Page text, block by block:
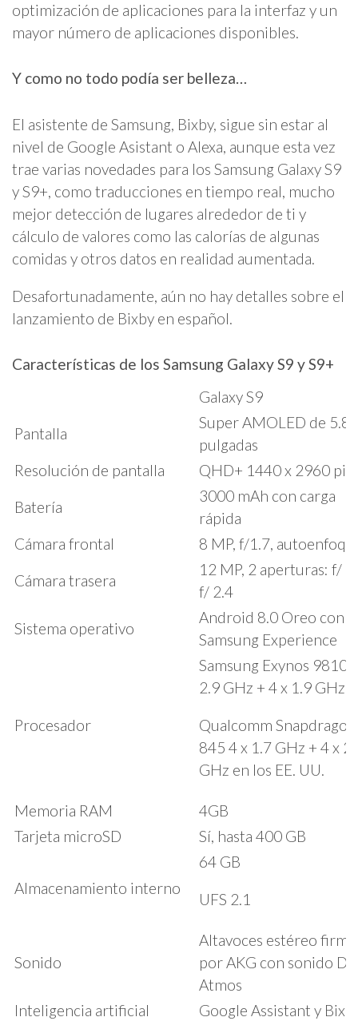
optimización de aplicaciones para la interfaz y un
mayor número de aplicaciones disponibles.
Y como no todo podía ser belleza…
El asistente de Samsung, Bixby, sigue sin estar al
nivel de Google Asistant o Alexa, aunque esta vez
trae varias novedades para los Samsung Galaxy S9
y S9+, como traducciones en tiempo real, mucho
mejor detección de lugares alrededor de ti y
cálculo de valores como las calorías de algunas
comidas y otros datos en realidad aumentada.
Desafortunadamente, aún no hay detalles sobre el
lanzamiento de Bixby en español.
Características de los Samsung Galaxy S9 y S9+
Galaxy S9
Pantalla
Super AMOLED de 5.86
pulgadas
Resolución de pantalla
QHD+ 1440 x 2960
Batería
3000 mAh con carga
rápida
Cámara frontal
8 MP, f/1.7,
Cámara trasera
12 MP, 2 aperturas: f/
f/ 2.4
Sistema operativo
Android 8.0 Oreo con
Samsung Experience
Procesador
Samsung Exynos 9810,
2.9 GHz + 4 x 1.9 GHz
Qualcomm Snapdragon
845 4 x 1.7 GHz + 4 x
GHz en los EE. UU.
Memoria RAM
4GB
Tarjeta microSD
Sí, hasta 400 GB
Almacenamiento interno
64 GB
UFS 2.1
Sonido
Altavoces estéreo
por AKG con sonido
Atmos
Inteligencia artificial
Google Assistant y